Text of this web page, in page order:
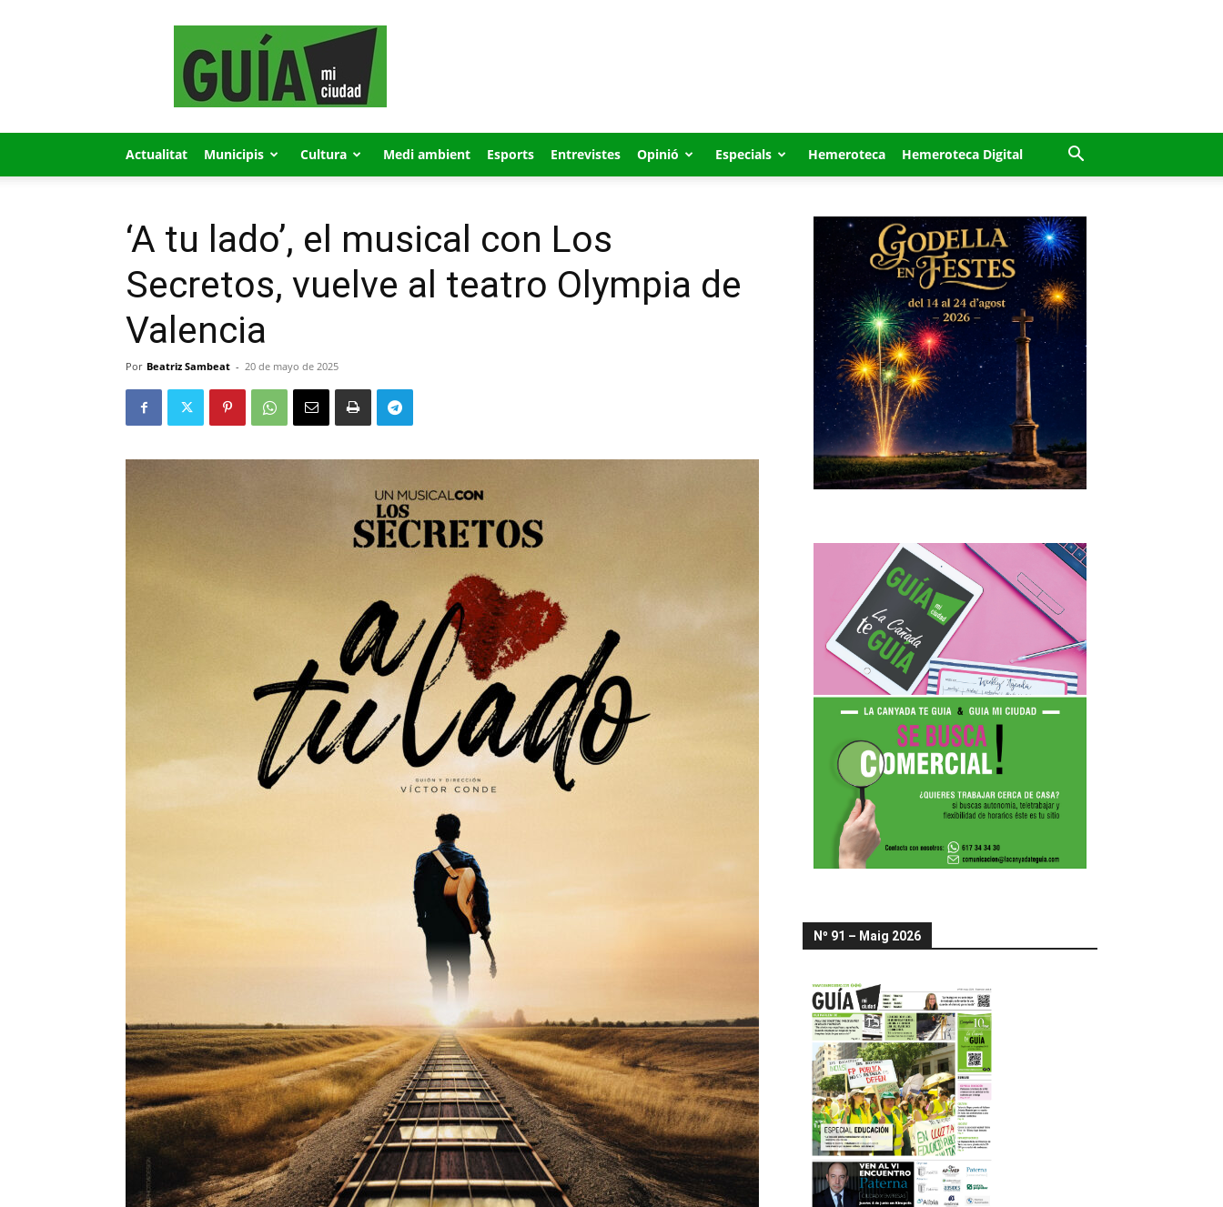
MI
CIUDAD
Actualitat Municipis Cultura Medi ambient Esports Entrevistes Opinió Especials Hemeroteca Hemeroteca Digital
‘A tu lado’, el musical con Los
Secretos, vuelve al teatro Olympia de
Valencia
Por Beatriz Sambeat - 20 de mayo de 2025
Nº 91 – Maig 2026